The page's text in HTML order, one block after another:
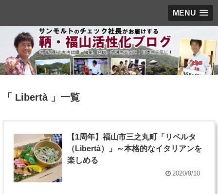
MENU
「 Libertà 」一覧
【1周年】福山市三之丸町「リベルタ
（Libertà）」～本格的なイタリアンを
楽しめる
2020/9/10